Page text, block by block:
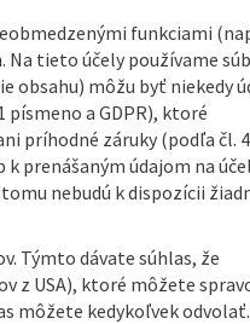
funkciami
tieto účely používame
obsahu) môžu byť niekedy
písmeno a GDPR), ktoré
príhodné záruky (podľa čl.
k prenášaným údajom na
nebudú k dispozícii
Týmto dávate súhlas, že
z USA), ktoré môžete
môžete kedykoľvek odvolať.